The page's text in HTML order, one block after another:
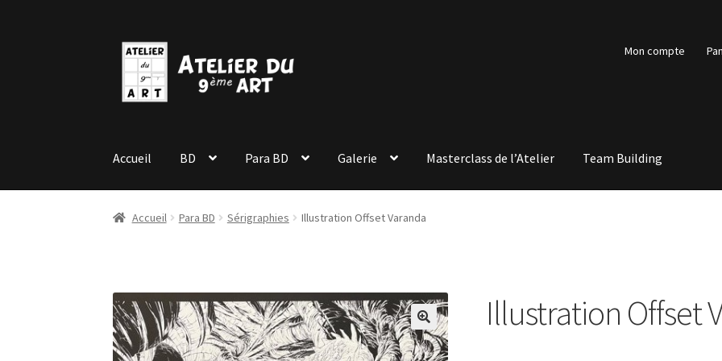
Aller
navigation
Aller
au
contenu
Mon compte
Accueil BD Para BD Galerie Masterclass de l’Atelier Team Building
Accueil Para BD Sérigraphies Illustration Offset Varanda
🔍
Illustration Offset